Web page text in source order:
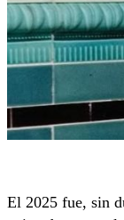
El 2025 fue, sin